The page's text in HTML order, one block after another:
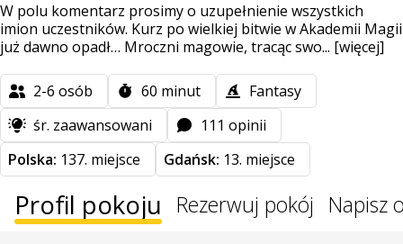
W polu komentarz prosimy o uzupełnienie wszystkich
imion uczestników. Kurz po wielkiej bitwie w Akademii Magii
już dawno opadł… Mroczni magowie, tracąc swo... [więcej]
2-6 osób 60 minut
Fantasy
śr. zaawansowani
111 opinii
Polska: 137. miejsce Gdańsk: 13. miejsce
Profil pokoju Rezerwuj pokój Napisz